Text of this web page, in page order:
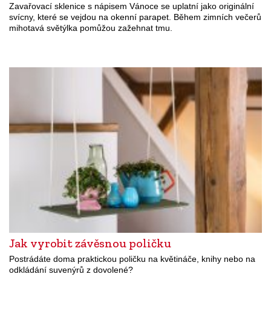
Zavařovací sklenice s nápisem Vánoce se uplatní jako originální
svícny, které se vejdou na okenní parapet. Během zimních večerů
mihotavá světýlka pomůžou zažehnat tmu.
Jak vyrobit závěsnou poličku
Postrádáte doma praktickou poličku na květináče, knihy nebo na
odkládání suvenýrů z dovolené?